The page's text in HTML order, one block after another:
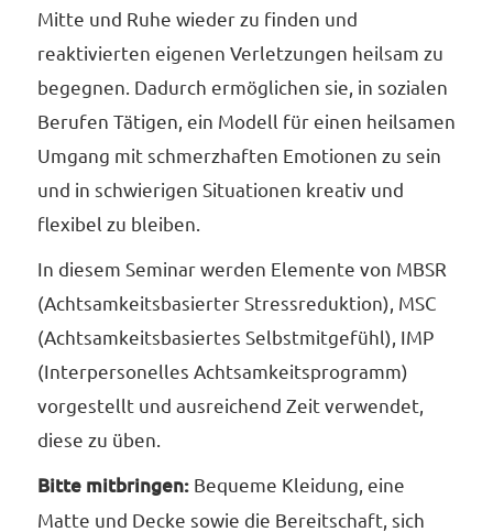
Mitte und Ruhe wieder zu finden und
reaktivierten eigenen Verletzungen heilsam zu
begegnen. Dadurch ermöglichen sie, in sozialen
Berufen Tätigen, ein Modell für einen heilsamen
Umgang mit schmerzhaften Emotionen zu sein
und in schwierigen Situationen kreativ und
flexibel zu bleiben.
In diesem Seminar werden Elemente von MBSR
(Achtsamkeitsbasierter Stressreduktion), MSC
(Achtsamkeitsbasiertes Selbstmitgefühl), IMP
(Interpersonelles Achtsamkeitsprogramm)
vorgestellt und ausreichend Zeit verwendet,
diese zu üben.
Bitte mitbringen: Bequeme Kleidung, eine
Matte und Decke sowie die Bereitschaft, sich